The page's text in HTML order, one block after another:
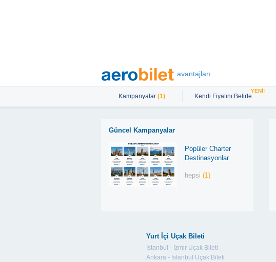
avantajları
Kampanyalar (1) Kendi Fiyatını Belirle
YENİ!
Güncel Kampanyalar
Popüler Charter
Destinasyonlar
hepsi(1)
Yurt İçi Uçak Bileti
İstanbul - İzmir Uçak Bileti
Ankara - İstanbul Uçak Bileti